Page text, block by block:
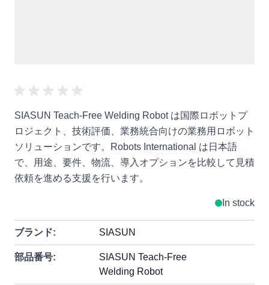
SIASUN Teach-Free Welding Robot は国際ロボットプ
ロジェクト、技術評価、業務統合向けの業務用ロボット
ソリューションです。Robots International は日本語
で、用途、要件、物流、導入オプションを比較して見積
依頼を進める支援を行います。
In stock
ブランド: SIASUN
部品番号:
SIASUN Teach-Free
Welding Robot